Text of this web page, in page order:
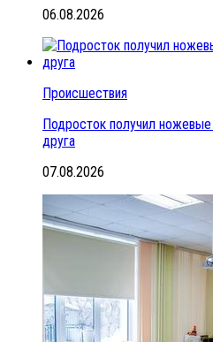
06.08.2026
Происшествия
Подросток получил ножевые
друга
07.08.2026